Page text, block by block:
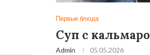
Первые блюда
Суп с
Admin 05.05.2026